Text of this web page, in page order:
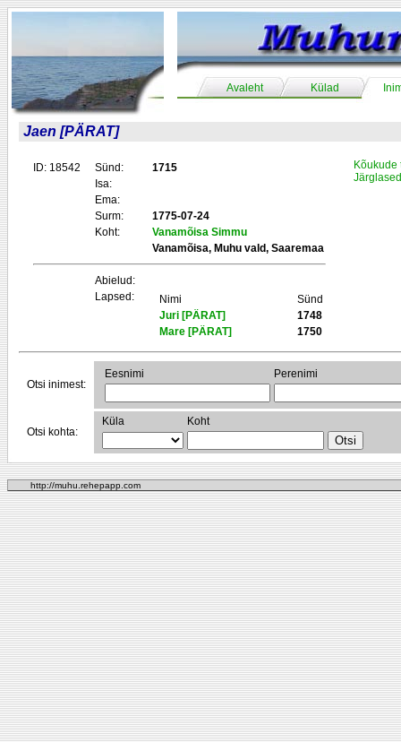
Avaleht Külad
Jaen [PÄRAT]
ID: 18542 Sünd:
1715
Isa:
Ema:
Surm:
1775-07-24
Koht:
Vanamõisa Simmu
Vanamõisa, Muhu vald, Saaremaa
Abielud:
Lapsed:
Nimi
Sünd
Juri [PÄRAT]
1748
Mare [PÄRAT]
1750
Kõukude
Järglased
Otsi inimest:
Eesnimi Perenimi
Otsi kohta:
Küla Koht
http://muhu.rehepapp.com